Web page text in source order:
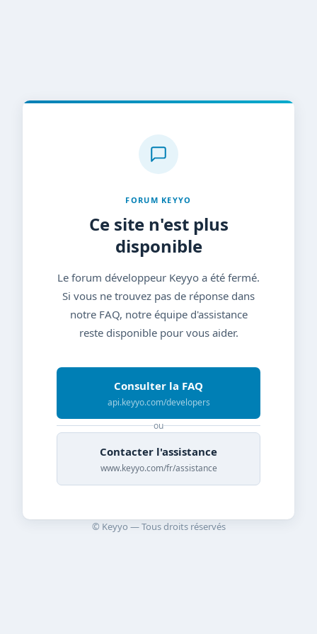
FORUM KEYYO
Ce site n'est plus
disponible
Le forum développeur Keyyo a été fermé.
Si vous ne trouvez pas de réponse dans
notre FAQ, notre équipe d'assistance
reste disponible pour vous aider.
Consulter la FAQ
api.keyyo.com/developers
ou
Contacter l'assistance
www.keyyo.com/fr/assistance
© Keyyo — Tous droits réservés